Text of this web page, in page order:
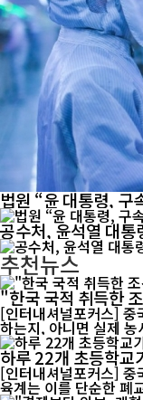
법원 “윤 대통령, 구
공수처, 윤석열 대통
추천뉴스
"한국 국적 취득한
[인터내셔널포커스] 중
하는지, 아니면 실제
하루 22개 초등학
[인터내셔널포커스] 중
육계는 이를 단순한 폐